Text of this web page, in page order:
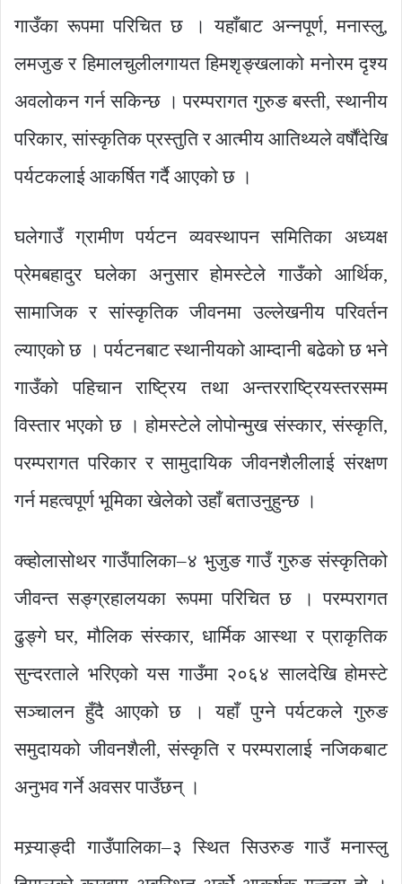
गाउँका रूपमा परिचित छ । यहाँबाट अन्नपूर्ण, मनास्लु,
लमजुङ र हिमालचुलीलगायत हिमशृङ्खलाको मनोरम दृश्य
अवलोकन गर्न सकिन्छ । परम्परागत गुरुङ बस्ती, स्थानीय
परिकार, सांस्कृतिक प्रस्तुति र आत्मीय आतिथ्यले वर्षौंदेखि
पर्यटकलाई आकर्षित गर्दै आएको छ ।
घलेगाउँ ग्रामीण पर्यटन व्यवस्थापन समितिका अध्यक्ष
प्रेमबहादुर घलेका अनुसार होमस्टेले गाउँको आर्थिक,
सामाजिक र सांस्कृतिक जीवनमा उल्लेखनीय परिवर्तन
ल्याएको छ । पर्यटनबाट स्थानीयको आम्दानी बढेको छ भने
गाउँको पहिचान राष्ट्रिय तथा अन्तरराष्ट्रियस्तरसम्म
विस्तार भएको छ । होमस्टेले लोपोन्मुख संस्कार, संस्कृति,
परम्परागत परिकार र सामुदायिक जीवनशैलीलाई संरक्षण
गर्न महत्वपूर्ण भूमिका खेलेको उहाँ बताउनुहुन्छ ।
क्व्होलासोथर गाउँपालिका–४ भुजुङ गाउँ गुरुङ संस्कृतिको
जीवन्त सङ्ग्रहालयका रूपमा परिचित छ । परम्परागत
ढुङ्गे घर, मौलिक संस्कार, धार्मिक आस्था र प्राकृतिक
सुन्दरताले भरिएको यस गाउँमा २०६४ सालदेखि होमस्टे
सञ्चालन हुँदै आएको छ । यहाँ पुग्ने पर्यटकले गुरुङ
समुदायको जीवनशैली, संस्कृति र परम्परालाई नजिकबाट
अनुभव गर्ने अवसर पाउँछन् ।
मस्र्याङ्दी गाउँपालिका–३ स्थित सिउरुङ गाउँ मनास्लु